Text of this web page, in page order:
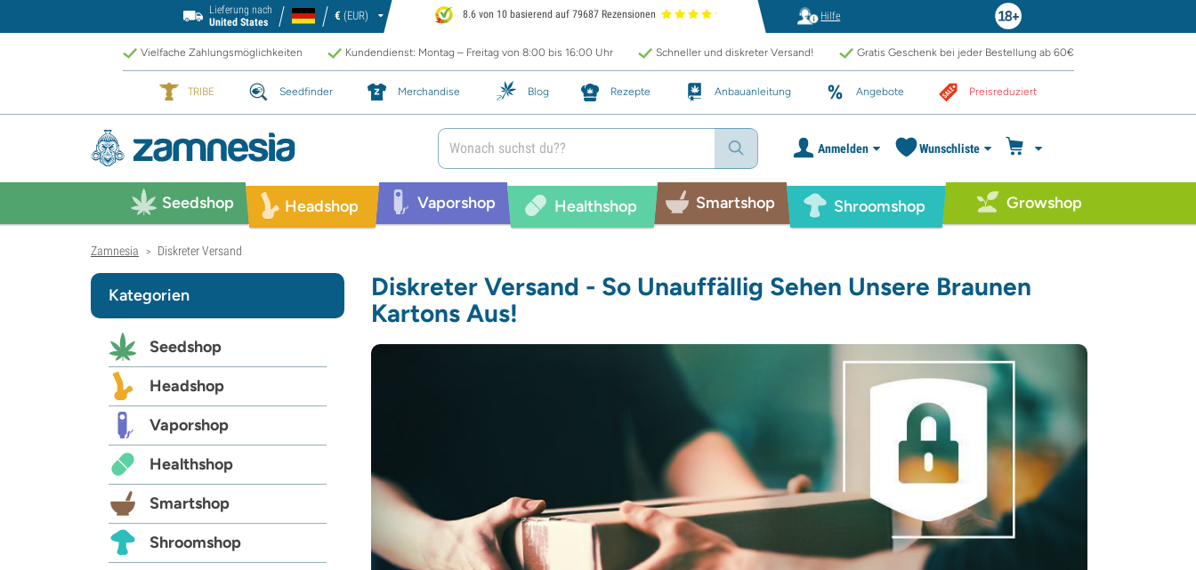
Lieferung nach
United States
€ (EUR) 8.6 von 10 basierend auf 79687 Rezensionen Hilfe
Vielfache Zahlungsmöglichkeiten Kundendienst: Montag – Freitag von 8:00 bis 16:00 Uhr Schneller und diskreter Versand! Gratis Geschenk bei jeder Bestellung ab 60€
TRIBE Seedfinder Merchandise Blog Rezepte Anbauanleitung Angebote Preisreduziert
Anmelden Wunschliste
Seedshop Headshop Vaporshop Healthshop Smartshop Shroomshop Growshop
Zamnesia > Diskreter Versand
Diskreter Versand - So Unauffällig Sehen Unsere Braunen
Kartons Aus!
Kategorien
Seedshop
Headshop
Vaporshop
Healthshop
Smartshop
Shroomshop